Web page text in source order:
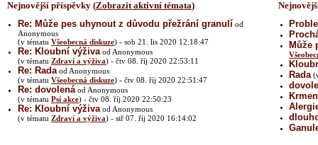
Nejnovější příspěvky (Zobrazit aktivní témata)
Re: Může pes uhynout z důvodu přežrání granulí od
Anonymous
(v tématu Všeobecná diskuze) - sob 21. lis 2020 12:18:47
Re: Kloubní výživa od Anonymous
(v tématu Zdraví a výživa) - čtv 08. říj 2020 22:53:11
Re: Rada od Anonymous
(v tématu Všeobecná diskuze) - čtv 08. říj 2020 22:51:47
Re: dovolená od Anonymous
(v tématu Psí akce) - čtv 08. říj 2020 22:50:23
Re: Kloubní výživa od Anonymous
(v tématu Zdraví a výživa) - stř 07. říj 2020 16:14:02
Může
Rada